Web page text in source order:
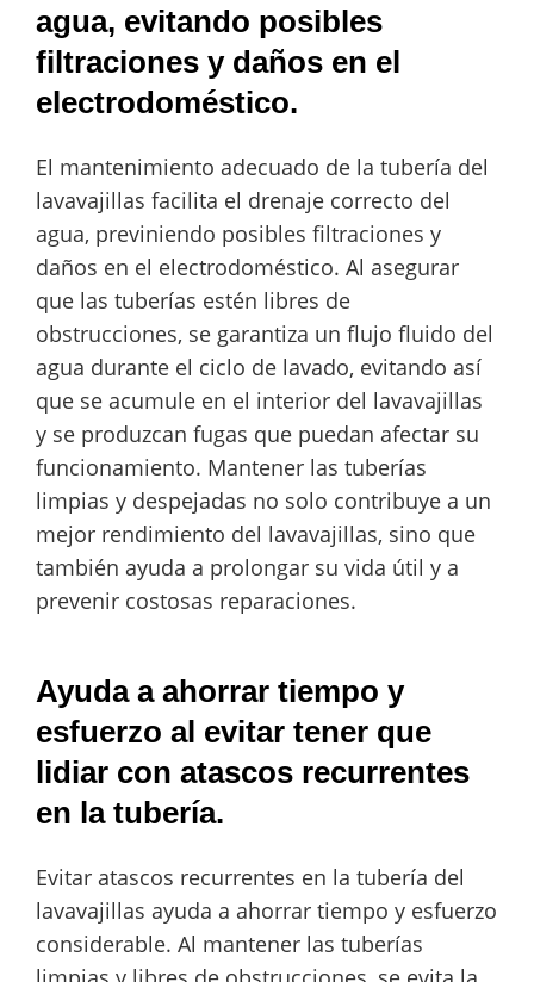
agua, evitando posibles
filtraciones y daños en el
electrodoméstico.
El mantenimiento adecuado de la tubería del
lavavajillas facilita el drenaje correcto del
agua, previniendo posibles filtraciones y
daños en el electrodoméstico. Al asegurar
que las tuberías estén libres de
obstrucciones, se garantiza un flujo fluido del
agua durante el ciclo de lavado, evitando así
que se acumule en el interior del lavavajillas
y se produzcan fugas que puedan afectar su
funcionamiento. Mantener las tuberías
limpias y despejadas no solo contribuye a un
mejor rendimiento del lavavajillas, sino que
también ayuda a prolongar su vida útil y a
prevenir costosas reparaciones.
Ayuda a ahorrar tiempo y
esfuerzo al evitar tener que
lidiar con atascos recurrentes
en la tubería.
Evitar atascos recurrentes en la tubería del
lavavajillas ayuda a ahorrar tiempo y esfuerzo
considerable. Al mantener las tuberías